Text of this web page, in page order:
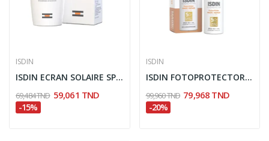
ISDIN
ISDIN ECRAN SOLAIRE SPOT PREVENT SPF50+ 50ML
69,484 TND 59,061 TND
-15%
ISDIN
ISDIN FOTOPROTECTOR FUSION WATER MAGIC REPAIR...
99,960 TND 79,968 TND
-20%